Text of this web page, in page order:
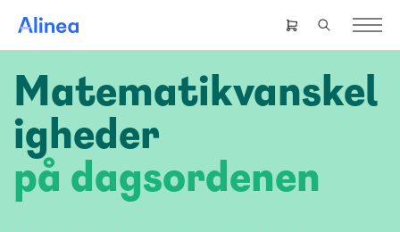
hovedindhold
Header
right
Matematikvanskel
igheder
på dagsordenen